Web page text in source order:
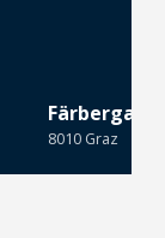
8010 Graz